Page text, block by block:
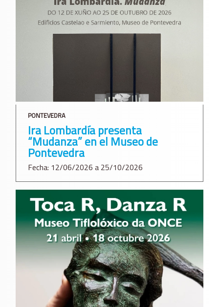
PONTEVEDRA
Ira Lombardía presenta
“Mudanza” en el Museo de
Pontevedra
Fecha: 12/06/2026 a 25/10/2026